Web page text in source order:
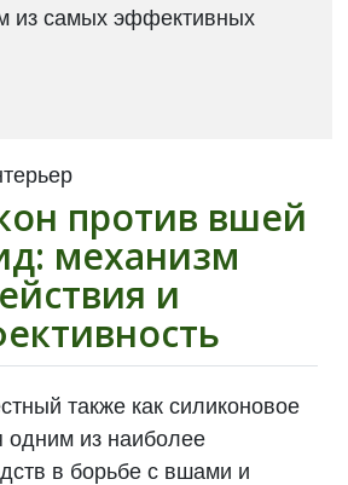
из самых эффективных
против вшей
механизм
и
также как силиконовое
одним из наиболее
в борьбе с вшами и